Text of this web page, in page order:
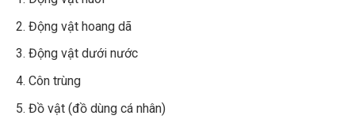
Động vật hoang dã
Động vật dưới nước
Côn trùng
Đồ vật (đồ dùng cá nhân)